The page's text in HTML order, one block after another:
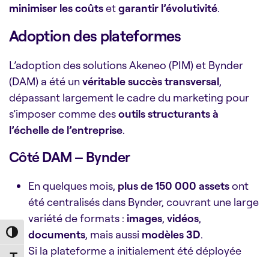
Toggle High Contrast
minimiser les coûtsetgarantir l’évolutivité.
Adoption des plateformes
L’adoption des solutions Akeneo (PIM) et Bynder
(DAM) a été unvéritable succès transversal,
dépassant largement le cadre du marketing pour
s’imposer comme desoutils structurants à
l’échelle de l’entreprise.
Côté DAM – Bynder
En quelques mois, plus de 150 000 assetsont
été centralisés dans Bynder, couvrant une large
variété de formats : images, vidéos,
documents, mais aussi modèles 3D.
Si la plateforme a initialement été déployée